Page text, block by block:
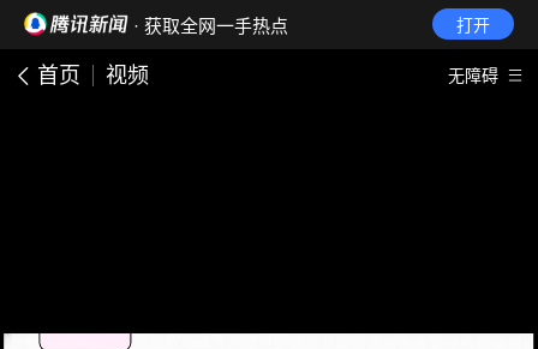
· 获取全网一手热点 打开
首页 视频 无障碍